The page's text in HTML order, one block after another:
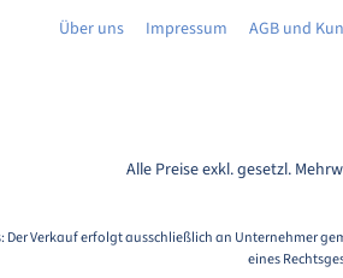
Über uns Impressum AGB und
Alle Preise exkl. gesetzl.
Der Verkauf erfolgt ausschließlich an Unternehmer
eines